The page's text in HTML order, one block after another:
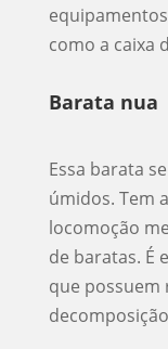
como a caixa
Barata nua
Essa barata
úmidos. Tem
locomoção
de baratas. É
que possuem